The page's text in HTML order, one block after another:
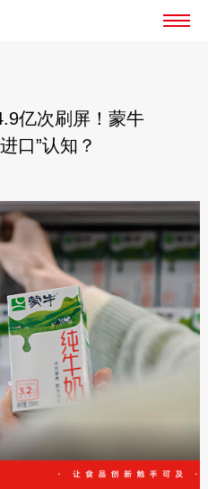
亿次刷屏！蒙牛
口”认知？